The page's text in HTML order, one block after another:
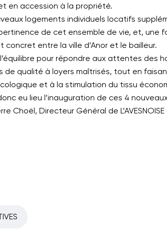
en accession à la propriété.
logements individuels locatifs
de cet ensemble de vie, et, une
entre la ville d’Anor et le bailleur.
l’équilibre pour répondre aux attentes
de qualité à loyers maîtrisés, tout en
et à la stimulation du tissu
eu lieu l’inauguration de ces 4
Choël, Directeur Général de